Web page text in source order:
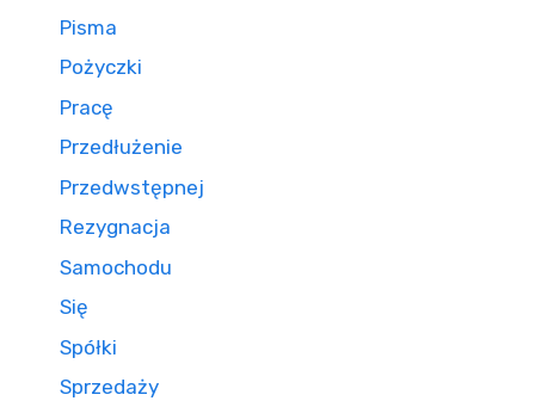
Pisma
Pożyczki
Pracę
Przedłużenie
Przedwstępnej
Rezygnacja
Samochodu
Się
Spółki
Sprzedaży